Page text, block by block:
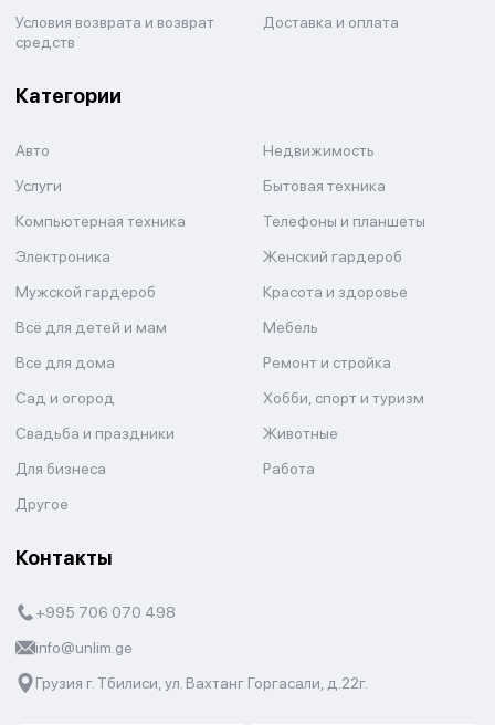
Условия возврата и возврат
средств
Доставка и оплата
Категории
Авто
Недвижимость
Услуги
Бытовая техника
Компьютерная техника
Телефоны и планшеты
Электроника
Женский гардероб
Мужской гардероб
Красота и здоровье
Всё для детей и мам
Мебель
Все для дома
Ремонт и стройка
Сад и огород
Хобби, спорт и туризм
Свадьба и праздники
Животные
Для бизнеса
Работа
Другое
Контакты
+995 706 070 498
info@unlim.ge
Грузия г. Тбилиси, ул. Вахтанг Горгасали, д.22г.